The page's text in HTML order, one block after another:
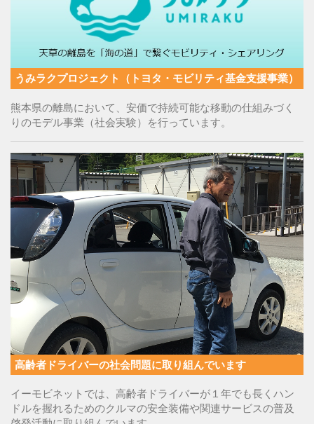
うみラクプロジェクト（トヨタ・モビリティ基金支援事業）
熊本県の離島において、安価で持続可能な移動の仕組みづく
りのモデル事業（社会実験）を行っています。
高齢者ドライバーの社会問題に取り組んでいます
イーモビネットでは、高齢者ドライバーが１年でも長くハン
ドルを握れるためのクルマの安全装備や関連サービスの普及